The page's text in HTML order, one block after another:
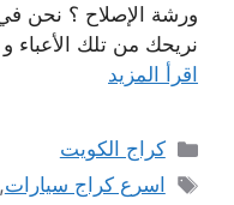
ورشة الإصلاح ؟ نحن
نريحك من تلك الأعباء
اقرأ المزيد
التصنيفات
كراج الكويت
الوسوم
اسرع كراج سيارات,